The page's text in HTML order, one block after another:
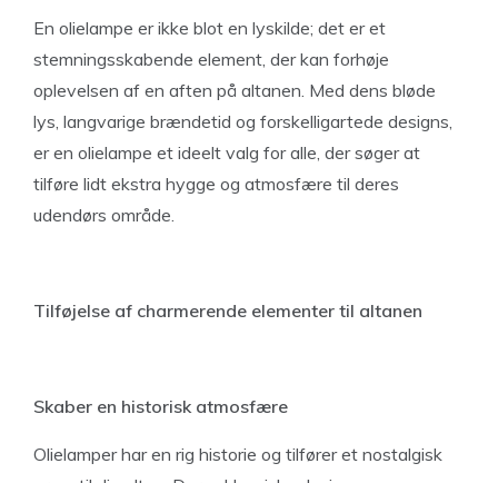
En olielampe er ikke blot en lyskilde; det er et
stemningsskabende element, der kan forhøje
oplevelsen af en aften på altanen. Med dens bløde
lys, langvarige brændetid og forskelligartede designs,
er en olielampe et ideelt valg for alle, der søger at
tilføre lidt ekstra hygge og atmosfære til deres
udendørs område.
Tilføjelse af charmerende elementer til altanen
Skaber en historisk atmosfære
Olielamper har en rig historie og tilfører et nostalgisk